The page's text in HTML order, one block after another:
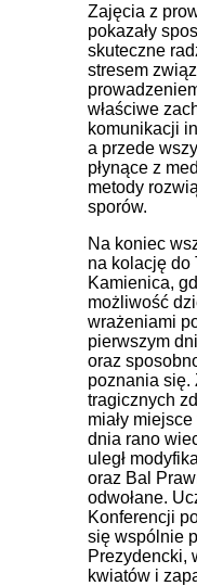
Zajęcia z
pokazały
skuteczne
stresem
właściwe
komunikacji
a przede
płynące z
metody
sporów.
Na koniec
na kolację do
Kamienica,
możliwość
wrażeniami
pierwszym
oraz
poznania się.
tragicznych
miały
dnia rano
uległ
oraz Bal
odwołane.
Konferencji
się wspólnie
Prezydencki,
kwiatów i